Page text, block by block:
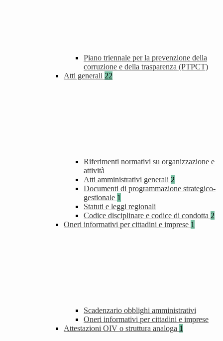
Piano triennale per la prevenzione della
corruzione e della trasparenza (PTPCT)
Atti generali 22
Riferimenti normativi su organizzazione e
attività
Atti amministrativi generali 2
Documenti di programmazione strategico-
gestionale 1
Statuti e leggi regionali
Codice disciplinare e codice di condotta 2
Oneri informativi per cittadini e imprese 1
Scadenzario obblighi amministrativi
Oneri informativi per cittadini e imprese
Attestazioni OIV o struttura analoga 1